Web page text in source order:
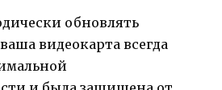
обновлять
видеокарта всегда